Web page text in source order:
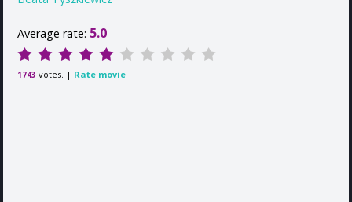
Average rate: 5.0
1743 votes. | Rate movie